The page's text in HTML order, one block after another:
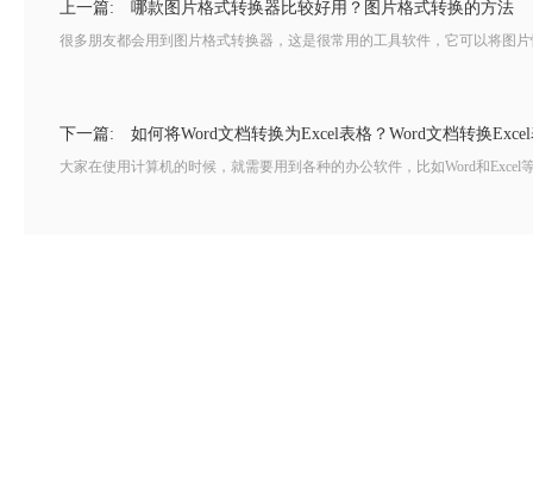
上一篇: 哪款图片格式转换器比较好用？图片格式转换的方法
很多朋友都会用到图片格式转换器，这是很常用的工具软件，它可以将图
下一篇: 如何将Word文档转换为Excel表格？Word文档转换
大家在使用计算机的时候，就需要用到各种的办公软件，比如Word和